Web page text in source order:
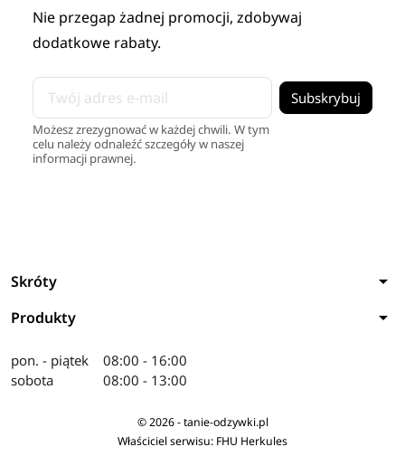
Nie przegap żadnej promocji, zdobywaj
dodatkowe rabaty.
Możesz zrezygnować w każdej chwili. W tym
celu należy odnaleźć szczegóły w naszej
informacji prawnej.
Skróty arrow_drop_down
Produkty arrow_drop_down
pon. - piątek
sobota
08:00 - 16:00
08:00 - 13:00
© 2026 - tanie-odzywki.pl
Właściciel serwisu: FHU Herkules